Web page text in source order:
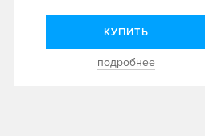
КУПИТЬ
подробнее